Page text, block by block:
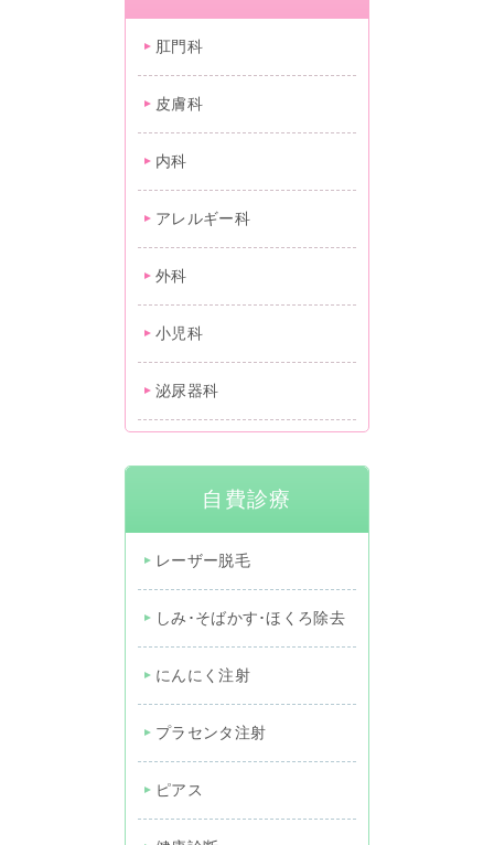
肛門科
皮膚科
内科
アレルギー科
外科
小児科
泌尿器科
自費診療
レーザー脱毛
しみ･そばかす･ほくろ除去
にんにく注射
プラセンタ注射
ピアス